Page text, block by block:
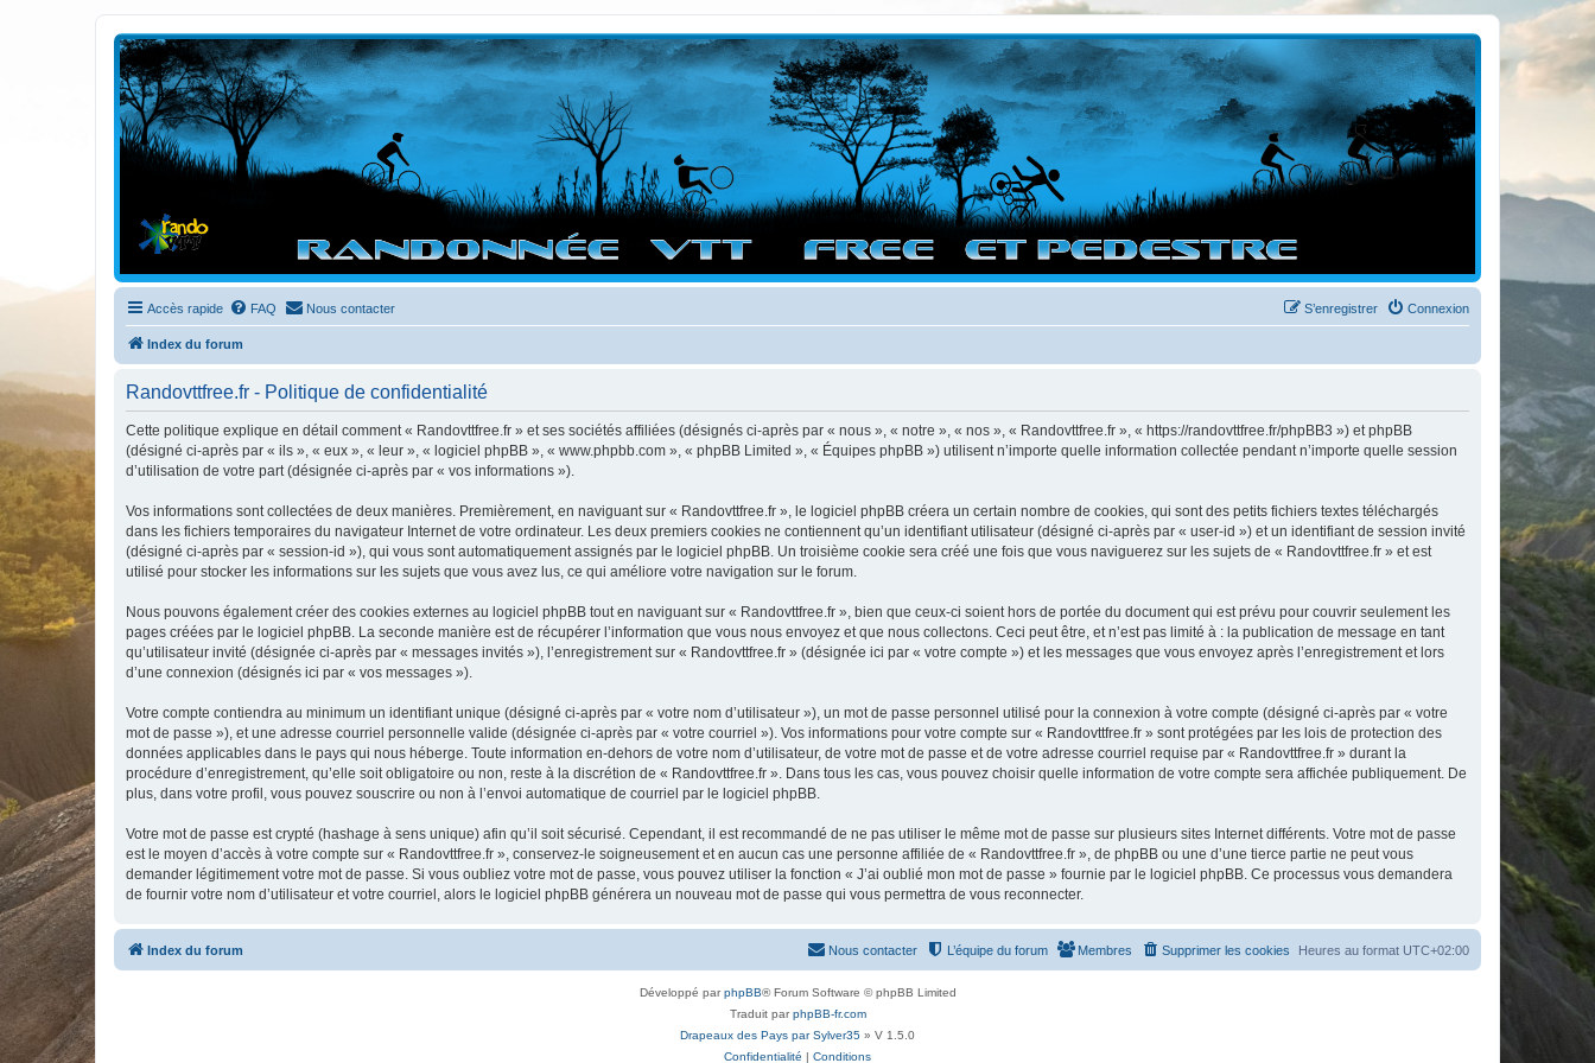
Randovttfree.fr
Bienvenue sur le site des randos vtt et pédestre de Bretagne . Bonne navigation sur le site et bonnes randos dans l'Ouest !
Accès rapide FAQ Nous contacter Connexion
S’enregistrer
Index du forum
Randovttfree.fr - Politique de confidentialité
Cette politique explique en détail comment « Randovttfree.fr » et ses sociétés affiliées (désignés ci-après par « nous », « notre », « nos », « Randovttfree.fr », « https://randovttfree.fr/phpBB3 ») et phpBB
(désigné ci-après par « ils », « eux », « leur », « logiciel phpBB », « www.phpbb.com », « phpBB Limited », « Équipes phpBB ») utilisent n’importe quelle information collectée pendant n’importe quelle session
d’utilisation de votre part (désignée ci-après par « vos informations »).
Vos informations sont collectées de deux manières. Premièrement, en naviguant sur « Randovttfree.fr », le logiciel phpBB créera un certain nombre de cookies, qui sont des petits fichiers textes téléchargés
dans les fichiers temporaires du navigateur Internet de votre ordinateur. Les deux premiers cookies ne contiennent qu’un identifiant utilisateur (désigné ci-après par « user-id ») et un identifiant de session invité
(désigné ci-après par « session-id »), qui vous sont automatiquement assignés par le logiciel phpBB. Un troisième cookie sera créé une fois que vous naviguerez sur les sujets de « Randovttfree.fr » et est
utilisé pour stocker les informations sur les sujets que vous avez lus, ce qui améliore votre navigation sur le forum.
Nous pouvons également créer des cookies externes au logiciel phpBB tout en naviguant sur « Randovttfree.fr », bien que ceux-ci soient hors de portée du document qui est prévu pour couvrir seulement les
pages créées par le logiciel phpBB. La seconde manière est de récupérer l’information que vous nous envoyez et que nous collectons. Ceci peut être, et n’est pas limité à : la publication de message en tant
qu’utilisateur invité (désignée ci-après par « messages invités »), l’enregistrement sur « Randovttfree.fr » (désignée ici par « votre compte ») et les messages que vous envoyez après l’enregistrement et lors
d’une connexion (désignés ici par « vos messages »).
Votre compte contiendra au minimum un identifiant unique (désigné ci-après par « votre nom d’utilisateur »), un mot de passe personnel utilisé pour la connexion à votre compte (désigné ci-après par « votre
mot de passe »), et une adresse courriel personnelle valide (désignée ci-après par « votre courriel »). Vos informations pour votre compte sur « Randovttfree.fr » sont protégées par les lois de protection des
données applicables dans le pays qui nous héberge. Toute information en-dehors de votre nom d’utilisateur, de votre mot de passe et de votre adresse courriel requise par « Randovttfree.fr » durant la
procédure d’enregistrement, qu’elle soit obligatoire ou non, reste à la discrétion de « Randovttfree.fr ». Dans tous les cas, vous pouvez choisir quelle information de votre compte sera affichée publiquement. De
plus, dans votre profil, vous pouvez souscrire ou non à l’envoi automatique de courriel par le logiciel phpBB.
Votre mot de passe est crypté (hashage à sens unique) afin qu’il soit sécurisé. Cependant, il est recommandé de ne pas utiliser le même mot de passe sur plusieurs sites Internet différents. Votre mot de passe
est le moyen d’accès à votre compte sur « Randovttfree.fr », conservez-le soigneusement et en aucun cas une personne affiliée de « Randovttfree.fr », de phpBB ou une d’une tierce partie ne peut vous
demander légitimement votre mot de passe. Si vous oubliez votre mot de passe, vous pouvez utiliser la fonction « J’ai oublié mon mot de passe » fournie par le logiciel phpBB. Ce processus vous demandera
de fournir votre nom d’utilisateur et votre courriel, alors le logiciel phpBB générera un nouveau mot de passe qui vous permettra de vous reconnecter.
Index du forum Heures au format UTC+02:00
Supprimer les cookies
Membres
L’équipe du forum
Nous contacter
Développé parphpBB® Forum Software © phpBB Limited
Traduit parphpBB-fr.com
Drapeaux des Pays par Sylver35 » V 1.5.0
Confidentialité
Conditions